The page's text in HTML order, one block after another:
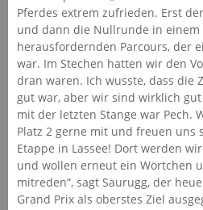
Pferdes extrem zufrieden. Erst
und dann die Nullrunde in einem
herausfordernden Parcours, der
war. Im Stechen hatten wir den
dran waren. Ich wusste, dass die
gut war, aber wir sind wirklich
mit der letzten Stange war Pech.
Platz 2 gerne mit und freuen uns
Etappe in Lassee! Dort werden
und wollen erneut ein Wörtchen
mitreden“, sagt Saurugg, der
Grand Prix als oberstes Ziel